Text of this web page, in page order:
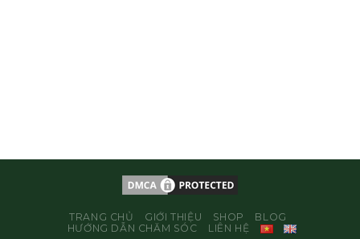
TRANG CHỦ GIỚI THIỆU SHOP
BLOG
HƯỚNG DẪN CHĂM SÓC
LIÊN HỆ